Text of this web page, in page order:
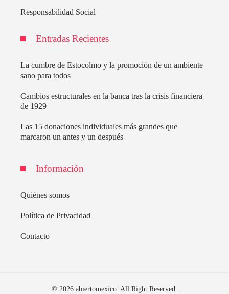
Responsabilidad Social
Entradas Recientes
La cumbre de Estocolmo y la promoción de un ambiente
sano para todos
Cambios estructurales en la banca tras la crisis financiera
de 1929
Las 15 donaciones individuales más grandes que
marcaron un antes y un después
Información
Quiénes somos
Política de Privacidad
Contacto
© 2026 abiertomexico. All Right Reserved.